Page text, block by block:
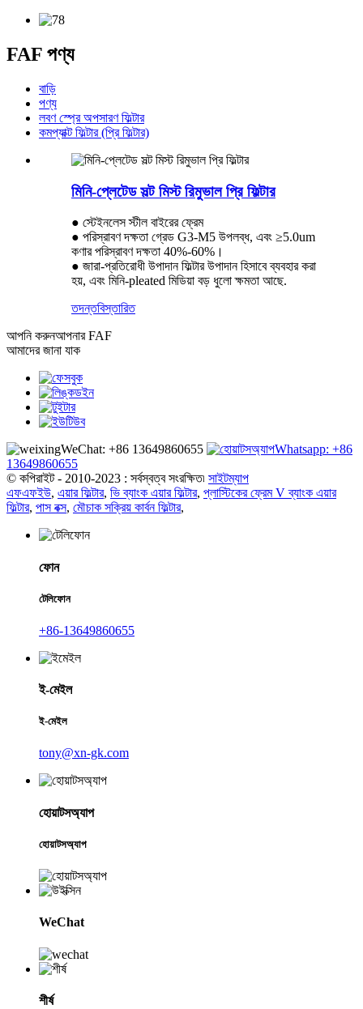
FAF পণ্য
বাড়ি
পণ্য
লবণ স্প্রে অপসারণ ফিল্টার
কমপ্যাক্ট ফিল্টার (প্রি ফিল্টার)
মিনি-প্লেটেড সল্ট মিস্ট রিমুভাল প্রি ফিল্টার
● স্টেইনলেস স্টীল বাইরের ফ্রেম
● পরিস্রাবণ দক্ষতা গ্রেড G3-M5 উপলব্ধ, এবং ≥5.0um
কণার পরিস্রাবণ দক্ষতা 40%-60%।
● জারা-প্রতিরোধী উপাদান ফিল্টার উপাদান হিসাবে ব্যবহার করা
হয়, এবং মিনি-pleated মিডিয়া বড় ধুলো ক্ষমতা আছে.
তদন্তবিস্তারিত
আপনি করুনআপনার FAF
আমাদের জানা যাক
WeChat: +86 13649860655
Whatsapp: +86
13649860655
© কপিরাইট - 2010-2023 : সর্বস্বত্ব সংরক্ষিত৷ সাইটম্যাপ
এফএফইউ, এয়ার ফিল্টার, ভি ব্যাংক এয়ার ফিল্টার, প্লাস্টিকের ফ্রেম V ব্যাংক এয়ার
ফিল্টার, পাস বক্স, মৌচাক সক্রিয় কার্বন ফিল্টার,
ফোন
টেলিফোন
+86-13649860655
ই-মেইল
ই-মেইল
tony@xn-gk.com
হোয়াটসঅ্যাপ
হোয়াটসঅ্যাপ
WeChat
শীর্ষ